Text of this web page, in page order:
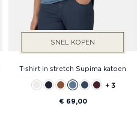
SNEL KOPEN
T-shirt in stretch Supima katoen
+ 3
€ 69,00